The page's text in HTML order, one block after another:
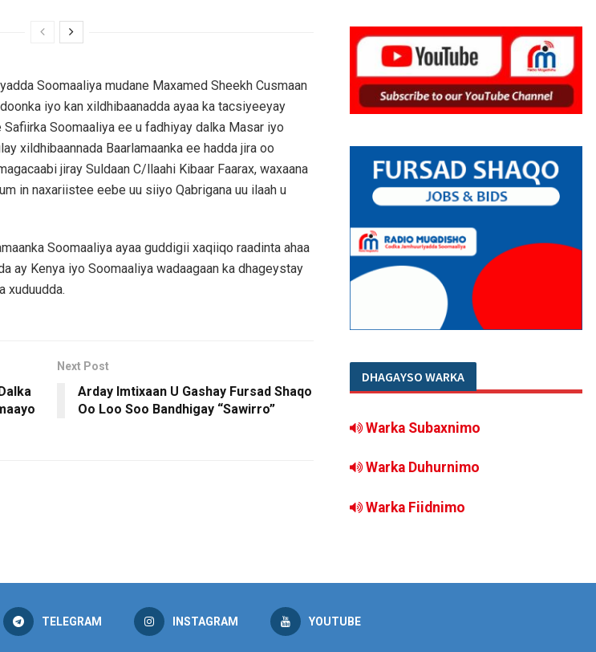
Soomaaliya mudane Maxamed Sheekh Cusmaan
iyo kan xildhibaanadda ayaa ka tacsiyeeyay
Soomaaliya ee u fadhiyay dalka Masar iyo
xildhibaannada Baarlamaanka ee hadda jira oo
jiray Suldaan C/llaahi Kibaar Faarax, waxaana
in naxariistee eebe uu siiyo Qabrigana uu ilaah u
Soomaaliya ayaa guddigii xaqiiqo raadinta ahaa
ay Kenya iyo Soomaaliya wadaagaan ka dhageystay
xuduudda.
Next Post
Arday Imtixaan U Gashay Fursad Shaqo
Oo Loo Soo Bandhigay “Sawirro”
DHAGAYSO WARKA
Warka Subaxnimo
Warka Duhurnimo
Warka Fiidnimo
TELEGRAM INSTAGRAM YOUTUBE